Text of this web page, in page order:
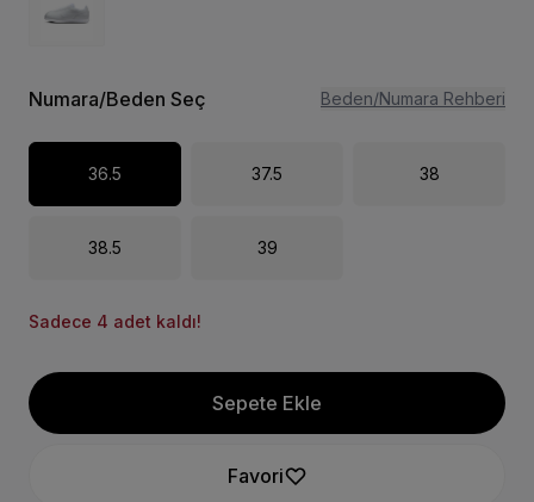
Numara/Beden Seç Beden/Numara Rehberi
36.5 37.5 38
38.5 39
Sadece 4 adet kaldı!
Sepete Ekle
Favori